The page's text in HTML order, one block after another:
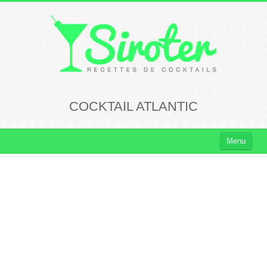
COCKTAIL ATLANTIC
Menu